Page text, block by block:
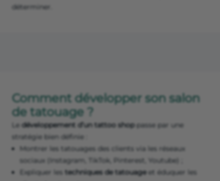
déterminer.
Comment développer son salon
de tatouage ?
Le développement d’un tattoo shoppasse par une
stratégie bien définie :
Montrer les tatouages des clients via les réseaux
sociaux (Instagram, TikTok, Pinterest, Youtube) ;
Expliquer les techniques de tatouageet éduquer les